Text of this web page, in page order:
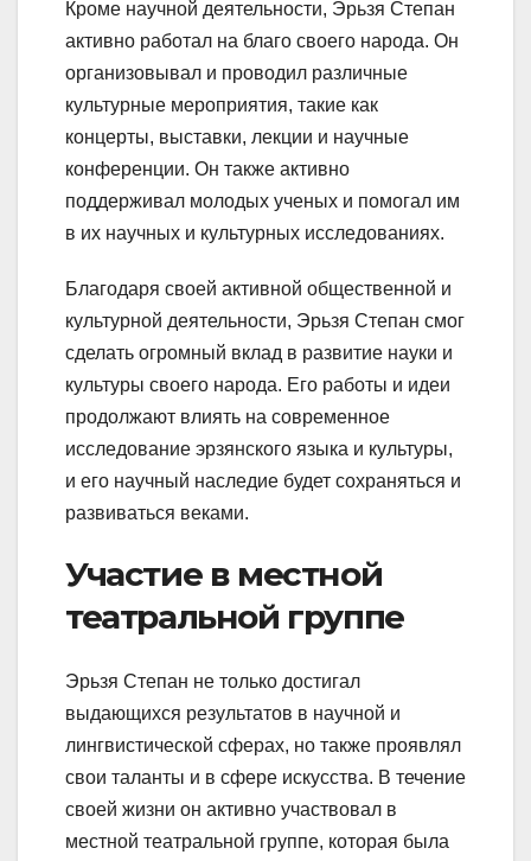
Кроме научной деятельности, Эрьзя Степан
активно работал на благо своего народа. Он
организовывал и проводил различные
культурные мероприятия, такие как
концерты, выставки, лекции и научные
конференции. Он также активно
поддерживал молодых ученых и помогал им
в их научных и культурных исследованиях.
Благодаря своей активной общественной и
культурной деятельности, Эрьзя Степан смог
сделать огромный вклад в развитие науки и
культуры своего народа. Его работы и идеи
продолжают влиять на современное
исследование эрзянского языка и культуры,
и его научный наследие будет сохраняться и
развиваться веками.
Участие в местной
театральной группе
Эрьзя Степан не только достигал
выдающихся результатов в научной и
лингвистической сферах, но также проявлял
свои таланты и в сфере искусства. В течение
своей жизни он активно участвовал в
местной театральной группе, которая была